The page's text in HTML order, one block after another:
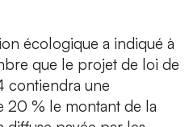
écologique a indiqué à
que le projet de loi de
contiendra une
20 % le montant de la